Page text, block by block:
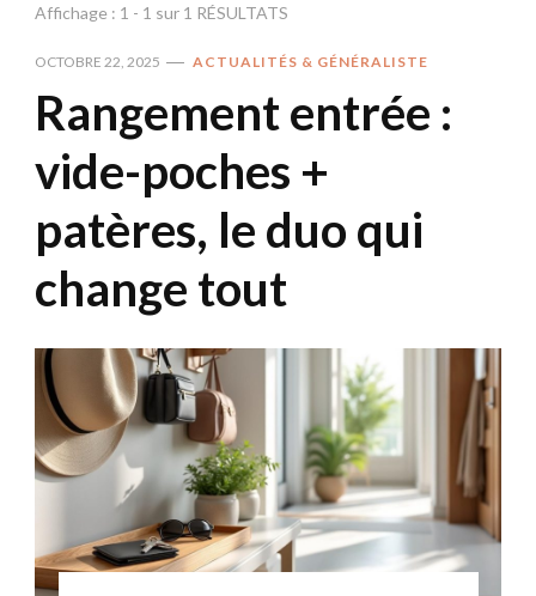
Affichage : 1 - 1 sur 1 RÉSULTATS
OCTOBRE 22, 2025 ACTUALITÉS & GÉNÉRALISTE
Rangement entrée :
vide-poches +
patères, le duo qui
change tout